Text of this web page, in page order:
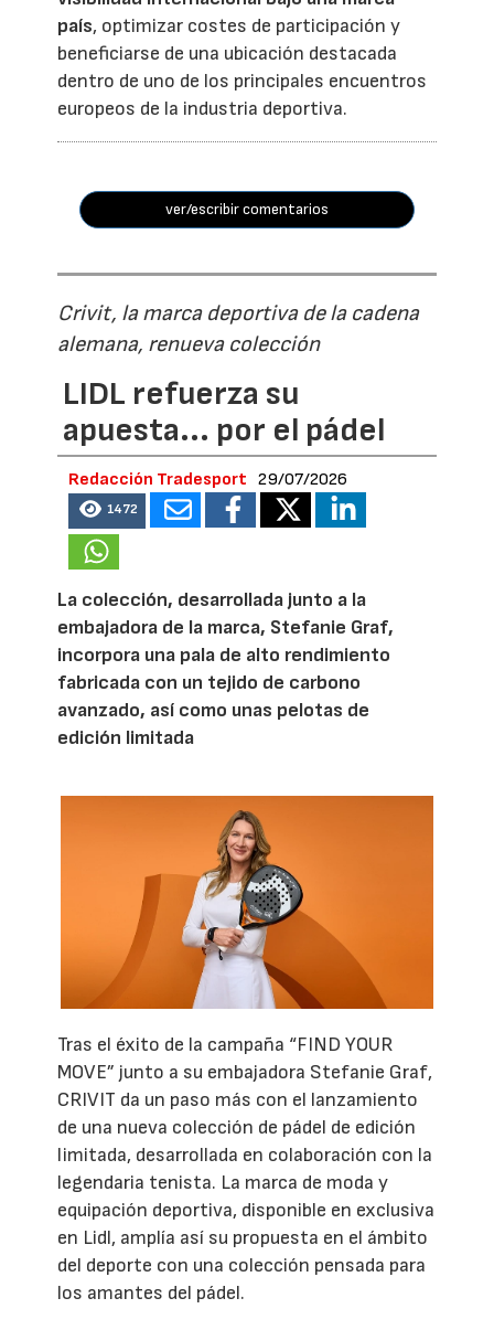
país, optimizar costes de participación y
beneficiarse de una ubicación destacada
dentro de uno de los principales encuentros
europeos de la industria deportiva.
ver/escribir comentarios
Crivit, la marca deportiva de la cadena
alemana, renueva colección
LIDL refuerza su
apuesta... por el pádel
Redacción Tradesport 29/07/2026
1472
La colección, desarrollada junto a la
embajadora de la marca, Stefanie Graf,
incorpora una pala de alto rendimiento
fabricada con un tejido de carbono
avanzado, así como unas pelotas de
edición limitada
Tras el éxito de la campaña “FIND YOUR
MOVE” junto a su embajadora Stefanie Graf,
CRIVIT da un paso más con el lanzamiento
de una nueva colección de pádel de edición
limitada, desarrollada en colaboración con la
legendaria tenista. La marca de moda y
equipación deportiva, disponible en exclusiva
en Lidl, amplía así su propuesta en el ámbito
del deporte con una colección pensada para
los amantes del pádel.